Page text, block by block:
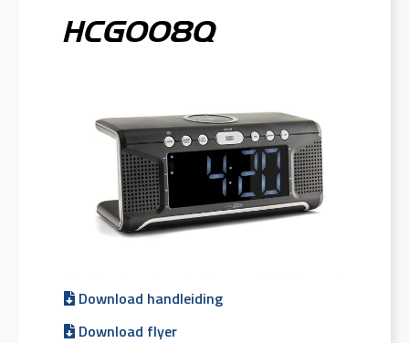
HCG008Q
Download handleiding
Download flyer